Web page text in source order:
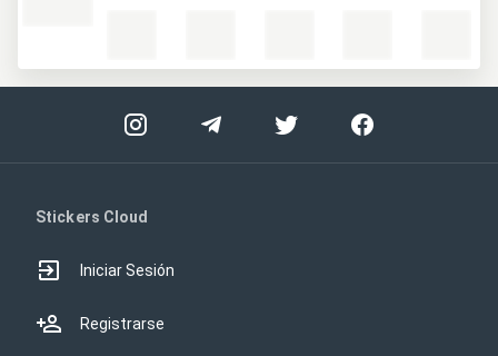
Stickers Cloud
Iniciar Sesión
Registrarse